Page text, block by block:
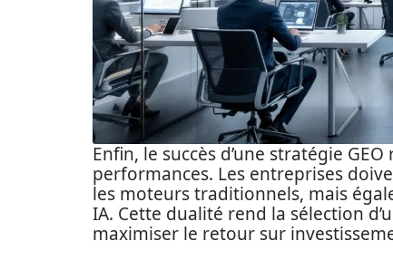
Enfin, le succès d’une stratégie
performances. Les entreprises
les moteurs traditionnels, mais
IA. Cette dualité rend la sélection
maximiser le retour sur